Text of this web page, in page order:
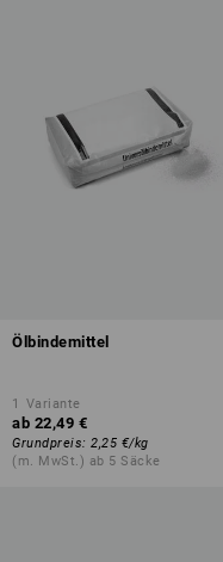
Ölbindemittel
1 Variante
ab 22,49 €
Grundpreis: 2,25 €/kg
(m. MwSt.) ab 5 Säcke